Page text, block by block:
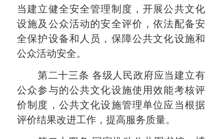
当建立健全安全管理制度，开展公共文化
设施及公众活动的安全评价，依法配备安
全保护设备和人员，保障公共文化设施和
公众活动安全。
第二十三条 各级人民政府应当建立有
公众参与的公共文化设施使用效能考核评
价制度，公共文化设施管理单位应当根据
评价结果改进工作，提高服务质量。